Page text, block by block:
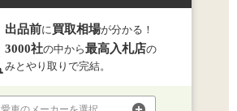
出品前に 買取相場が分かる！
3000社の中から最高入札店の
みとやり取りで完結。